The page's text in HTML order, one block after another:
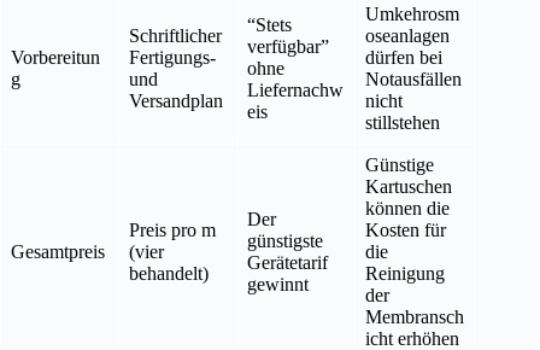
Vorbereitun
g
Schriftlicher
Fertigungs-
und
Versandplan
“Stets
verfügbar”
ohne
Liefernachw
eis
Umkehrosm
oseanlagen
dürfen bei
Notausfällen
nicht
stillstehen
Gesamtpreis
Preis pro m
(vier
behandelt)
Der
günstigste
Gerätetarif
gewinnt
Günstige
Kartuschen
können die
Kosten für
die
Reinigung
der
Membransch
icht erhöhen